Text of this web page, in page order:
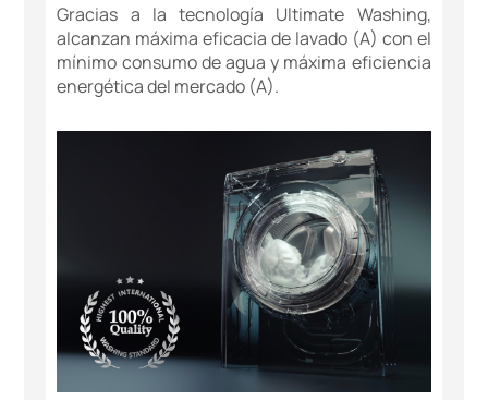
Gracias a la tecnología Ultimate Washing,
alcanzan máxima eficacia de lavado (A) con el
mínimo consumo de agua y máxima eficiencia
energética del mercado (A).